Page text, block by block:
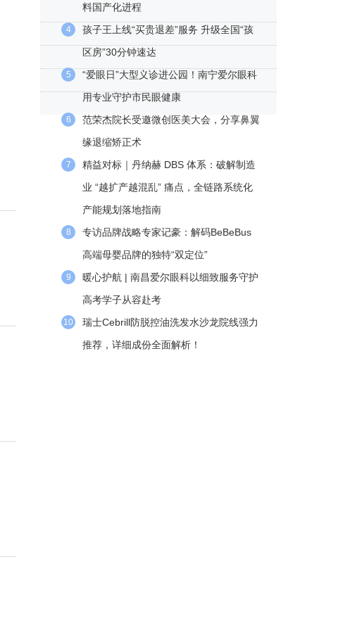
料国产化进程
4
孩子王上线“买贵退差”服务 升级全国“孩
区房”30分钟速达
5
“爱眼日”大型义诊进公园！南宁爱尔眼科
用专业守护市民眼健康
6
范荣杰院长受邀微创医美大会，分享鼻翼
缘退缩矫正术
7
精益对标｜丹纳赫 DBS 体系：破解制造
业 “越扩产越混乱” 痛点，全链路系统化
产能规划落地指南
8
专访品牌战略专家记豪：解码BeBeBus
高端母婴品牌的独特“双定位”
9
暖心护航 | 南昌爱尔眼科以细致服务守护
高考学子从容赴考
10
瑞士Cebrill防脱控油洗发水沙龙院线强力
推荐，详细成份全面解析！